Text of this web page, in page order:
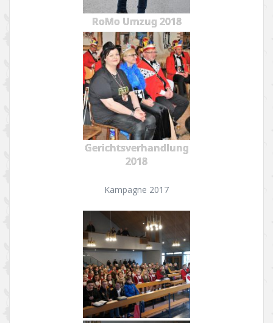
RoMo Umzug 2018
Gerichtsverhandlung
2018
Kampagne 2017